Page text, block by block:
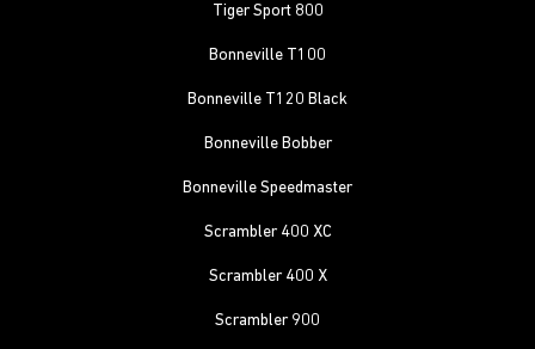
Tiger Sport 800
Bonneville T100
Bonneville T120 Black
Bonneville Bobber
Bonneville Speedmaster
Scrambler 400 XC
Scrambler 400 X
Scrambler 900